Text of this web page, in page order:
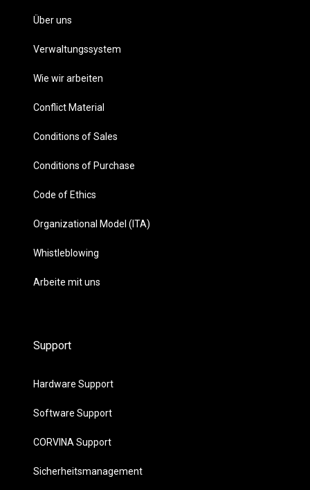
Über uns
Verwaltungssystem
Wie wir arbeiten
Conflict Material
Conditions of Sales
Conditions of Purchase
Code of Ethics
Organizational Model (ITA)
Whistleblowing
Arbeite mit uns
Support
Hardware Support
Software Support
CORVINA Support
Sicherheitsmanagement